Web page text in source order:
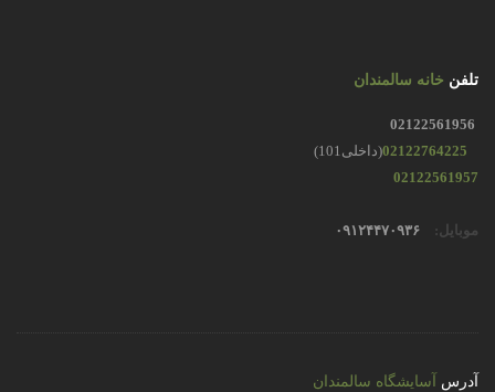
تلفن خانه سالمندان
02122561956
02122764225(داخلی101)
02122561957
موبایل: ۰۹۱۲۴۴۷۰۹۳۶
آدرس آسایشگاه سالمندان